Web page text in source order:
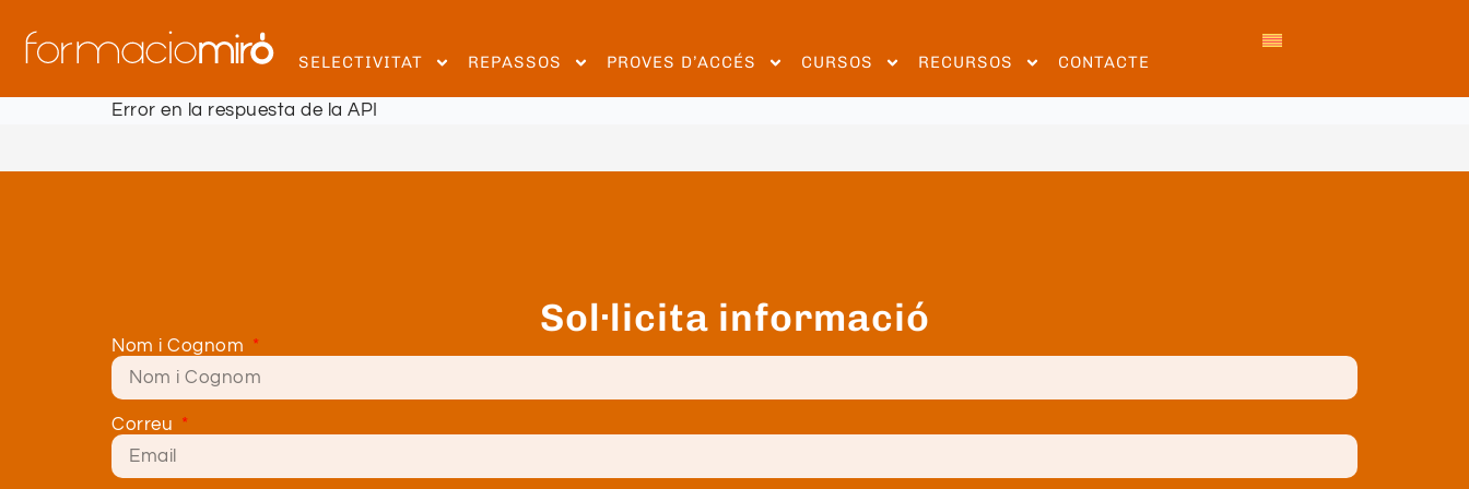
SELECTIVITAT REPASSOS PROVES D’ACCÉS CURSOS RECURSOS CONTACTE
Error en la respuesta de la API
Sol·licita informació
Nom i Cognom
Correu